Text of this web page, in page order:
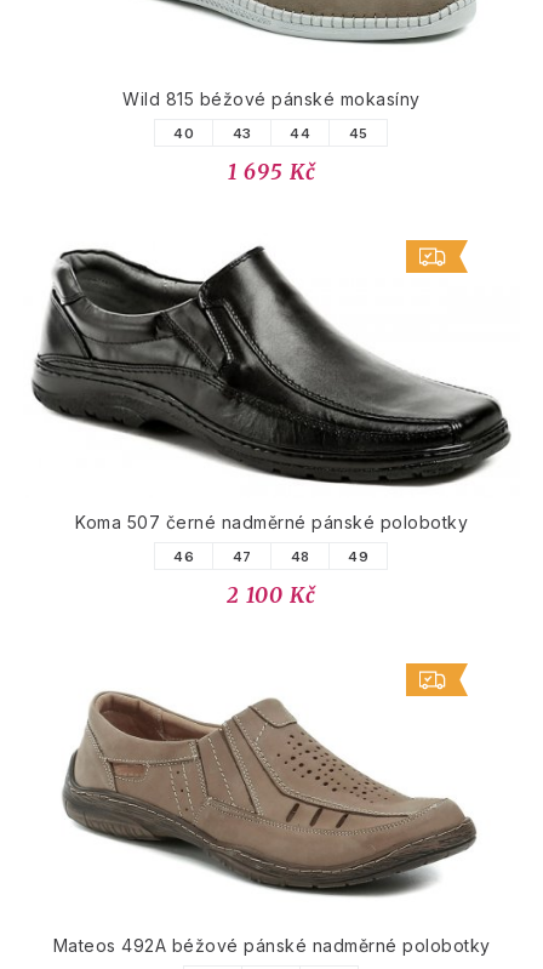
Wild 815 béžové pánské mokasíny
40 43 44 45
1 695 Kč
Koma 507 černé nadměrné pánské polobotky
46 47 48 49
2 100 Kč
Mateos 492A béžové pánské nadměrné polobotky